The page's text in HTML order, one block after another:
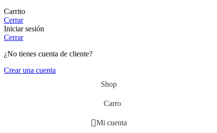
Carrito
Cerrar
Iniciar sesión
Cerrar
¿No tienes cuenta de cliente?
Crear una cuenta
Shop
Carro
Mi cuenta